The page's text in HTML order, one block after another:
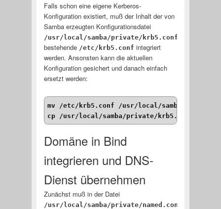
Falls schon eine eigene Kerberos-
Konfiguration existiert, muß der Inhalt der von
Samba erzeugten Konfigurationsdatei
/usr/local/samba/private/krb5.conf
bestehende /etc/krb5.conf integriert
werden. Ansonsten kann die aktuellen
Konfiguration gesichert und danach einfach
ersetzt werden:
mv /etc/krb5.conf /usr/local/samba/
cp /usr/local/samba/private/krb5.conf /etc
Domäne in Bind
integrieren und DNS-
Dienst übernehmen
Zunächst muß in der Datei
/usr/local/samba/private/named.conf